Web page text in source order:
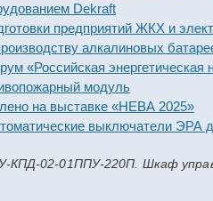
Dekraft
предприятий ЖКХ и
алкалиновых батареек в
энергетическая
модуль
выставке «НЕВА 2025»
выключатели ЭРА для
КПД-02-01ППУ-220П. Шкаф